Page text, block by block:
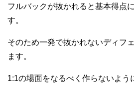
フルバックが抜かれると基本得点
す。
そのため一発で抜かれないディフ
ます。
1:1の場面をなるべく作らないよう